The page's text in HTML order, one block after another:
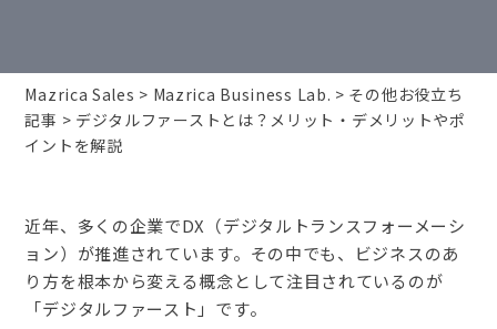
Mazrica Sales Mazrica Business Lab.
その他お役立ち
記事
デジタルファーストとは？メリット・デメリットやポ
イントを解説
近年、多くの企業でDX（デジタルトランスフォーメーシ
ョン）が推進されています。その中でも、ビジネスのあ
り方を根本から変える概念として注目されているのが
「デジタルファースト」です。